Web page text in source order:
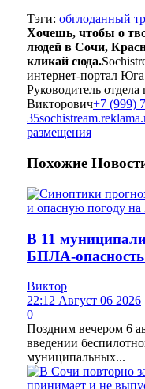
Тэги: обглоданный
Хочешь, чтобы о
людей в Сочи,
кликай сюда.
интернет-портал
Руководитель
Викторович+7 (999)
35
размещения
Похожие
В 11
БПЛА-опасность
Виктор
22:12 Август 06 2026
0
Поздним вечером 6
введении
муниципальных...